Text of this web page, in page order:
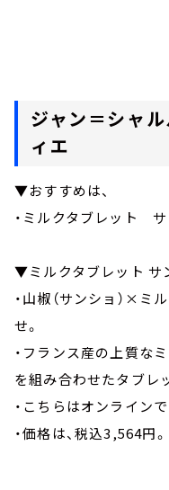
ジャン＝シャ
ィエ
▼おすすめは、
・ミルクタブレット サ
▼ミルクタブレット サ
・山椒（サンショ）×
せ。
・フランス産の上質な
を組み合わせたタブレッ
・こちらはオンライン
・価格は、税込3,564円。